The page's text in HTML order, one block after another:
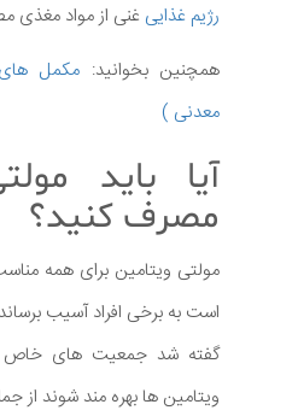
رژیم غذایی غنی از مواد مغذی
همچنین بخوانید: مکمل
معدنی )
آیا باید
مصرف کنید؟
مولتی ویتامین برای همه
است به برخی افراد آسیب
گفته شد جمعیت های خاص
ویتامین ها بهره مند شوند از